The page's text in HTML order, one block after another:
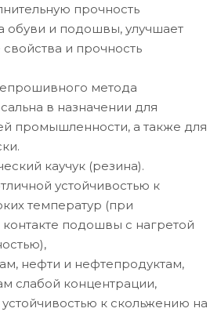
прочность
обуви и подошвы, улучшает
и прочность
метода
в назначении для
промышленности, а также для
каучук (резина).
устойчивостью к
температур (при
подошвы с нагретой
нефти и нефтепродуктам,
слабой концентрации,
к скольжению на